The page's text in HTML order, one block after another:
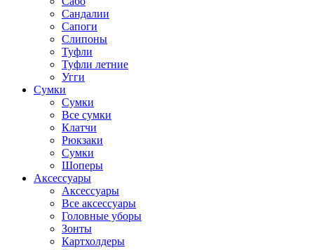
Сандалии
Сапоги
Слипоны
Туфли
Туфли летние
Угги
Сумки
Сумки
Все сумки
Клатчи
Рюкзаки
Сумки
Шоперы
Аксессуары
Аксессуары
Все аксессуары
Головные уборы
Зонты
Картхолдеры